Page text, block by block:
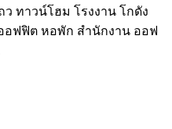
ว ทาวน์โฮม โรงงาน โกดัง
อฟฟิต หอพัก สำนักงาน ออฟ